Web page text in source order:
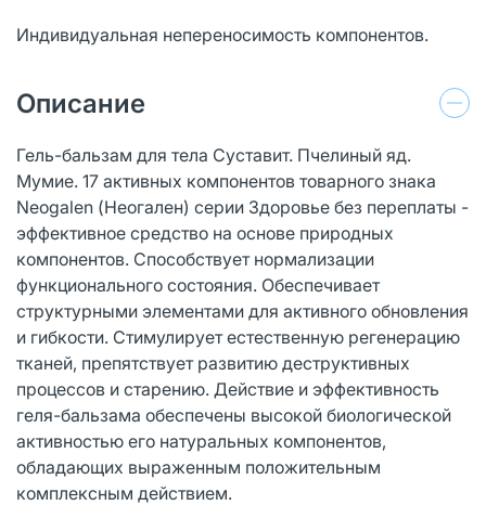
Индивидуальная непереносимость компонентов.
Описание
Гель-бальзам для тела Суставит. Пчелиный яд.
Мумие. 17 активных компонентов товарного знака
Neogalen (Неогален) серии Здоровье без переплаты -
эффективное средство на основе природных
компонентов. Способствует нормализации
функционального состояния. Обеспечивает
структурными элементами для активного обновления
и гибкости. Стимулирует естественную регенерацию
тканей, препятствует развитию деструктивных
процессов и старению. Действие и эффективность
геля-бальзама обеспечены высокой биологической
активностью его натуральных компонентов,
обладающих выраженным положительным
комплексным действием.